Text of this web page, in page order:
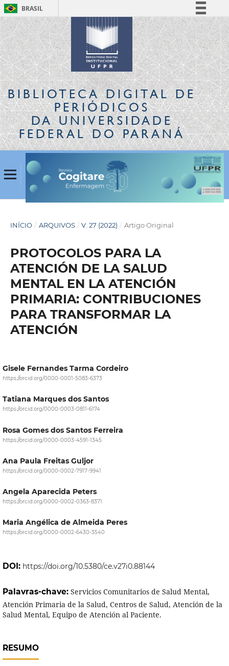
BRASIL
Simplifique!
Comunica BR
Participe
Acesso à informação
Legislação
Canais
BIBLIOTECA DIGITALDE
PERIÓDICOS
DA UNIVERSIDADE
FEDERAL DO PARANÁ
INÍCIO / ARQUIVOS / V. 27 (2022) / Artigo Original
PROTOCOLOS PARA LA
ATENCIÓN DE LA SALUD
MENTAL EN LA ATENCIÓN
PRIMARIA: CONTRIBUCIONES
PARA TRANSFORMAR LA
ATENCIÓN
Gisele Fernandes Tarma Cordeiro
https://orcid.org/0000-0001-5083-6373
Tatiana Marques dos Santos
https://orcid.org/0000-0003-0811-6174
Rosa Gomes dos Santos Ferreira
https://orcid.org/0000-0003-4591-1345
Ana Paula Freitas Guljor
https://orcid.org/0000-0002-7917-9941
Angela Aparecida Peters
https://orcid.org/0000-0002-0363-8371
Maria Angélica de Almeida Peres
https://orcid.org/0000-0002-6430-3540
DOI: https://doi.org/10.5380/ce.v27i0.88144
Palavras-chave: Servicios Comunitarios de Salud Mental,
Atención Primaria de la Salud, Centros de Salud, Atención de la
Salud Mental, Equipo de Atención al Paciente.
RESUMO